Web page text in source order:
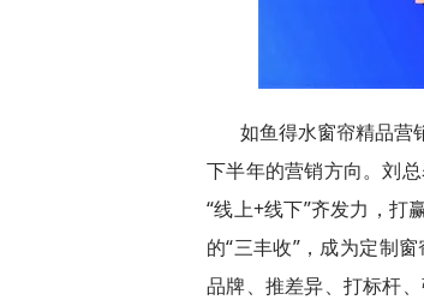
如鱼得水窗帘精品营
下半年的营销方向。刘
“线上+线下”齐发力，打
的“三丰收”，成为定制
品牌、推差异、打标杆